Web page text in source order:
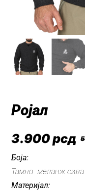
Ројал
3.900рсд
Боја:
Тамно меланж сива
Материјал: